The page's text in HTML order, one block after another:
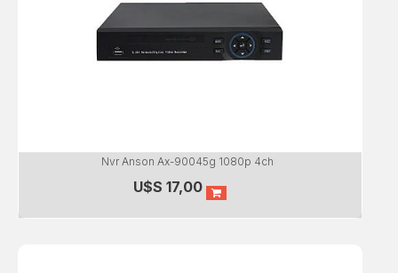
Nvr Anson Ax-90045g 1080p 4ch
U$S 17,00